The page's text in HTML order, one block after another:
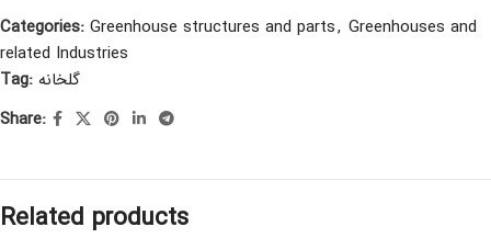
Categories: Greenhouse structures and parts, Greenhouses and
related Industries
Tag: گلخانه
Share:
Related products